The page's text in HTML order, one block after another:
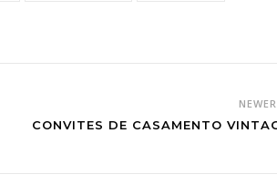
CONVITES DE CASAMENTO